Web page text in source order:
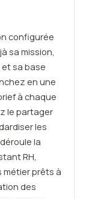
configurée
sa mission,
sa base
en une
à chaque
le partager
les
la
RH,
métier prêts à
des